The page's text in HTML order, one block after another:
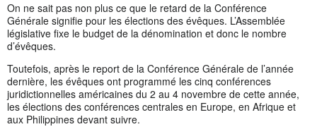
On ne sait pas non plus ce que le retard de la Conférence
Générale signifie pour les élections des évêques. L’Assemblée
législative fixe le budget de la dénomination et donc le nombre
d’évêques.
Toutefois, après le report de la Conférence Générale de l’année
dernière, les évêques ont programmé les cinq conférences
juridictionnelles américaines du 2 au 4 novembre de cette année,
les élections des conférences centrales en Europe, en Afrique et
aux Philippines devant suivre.